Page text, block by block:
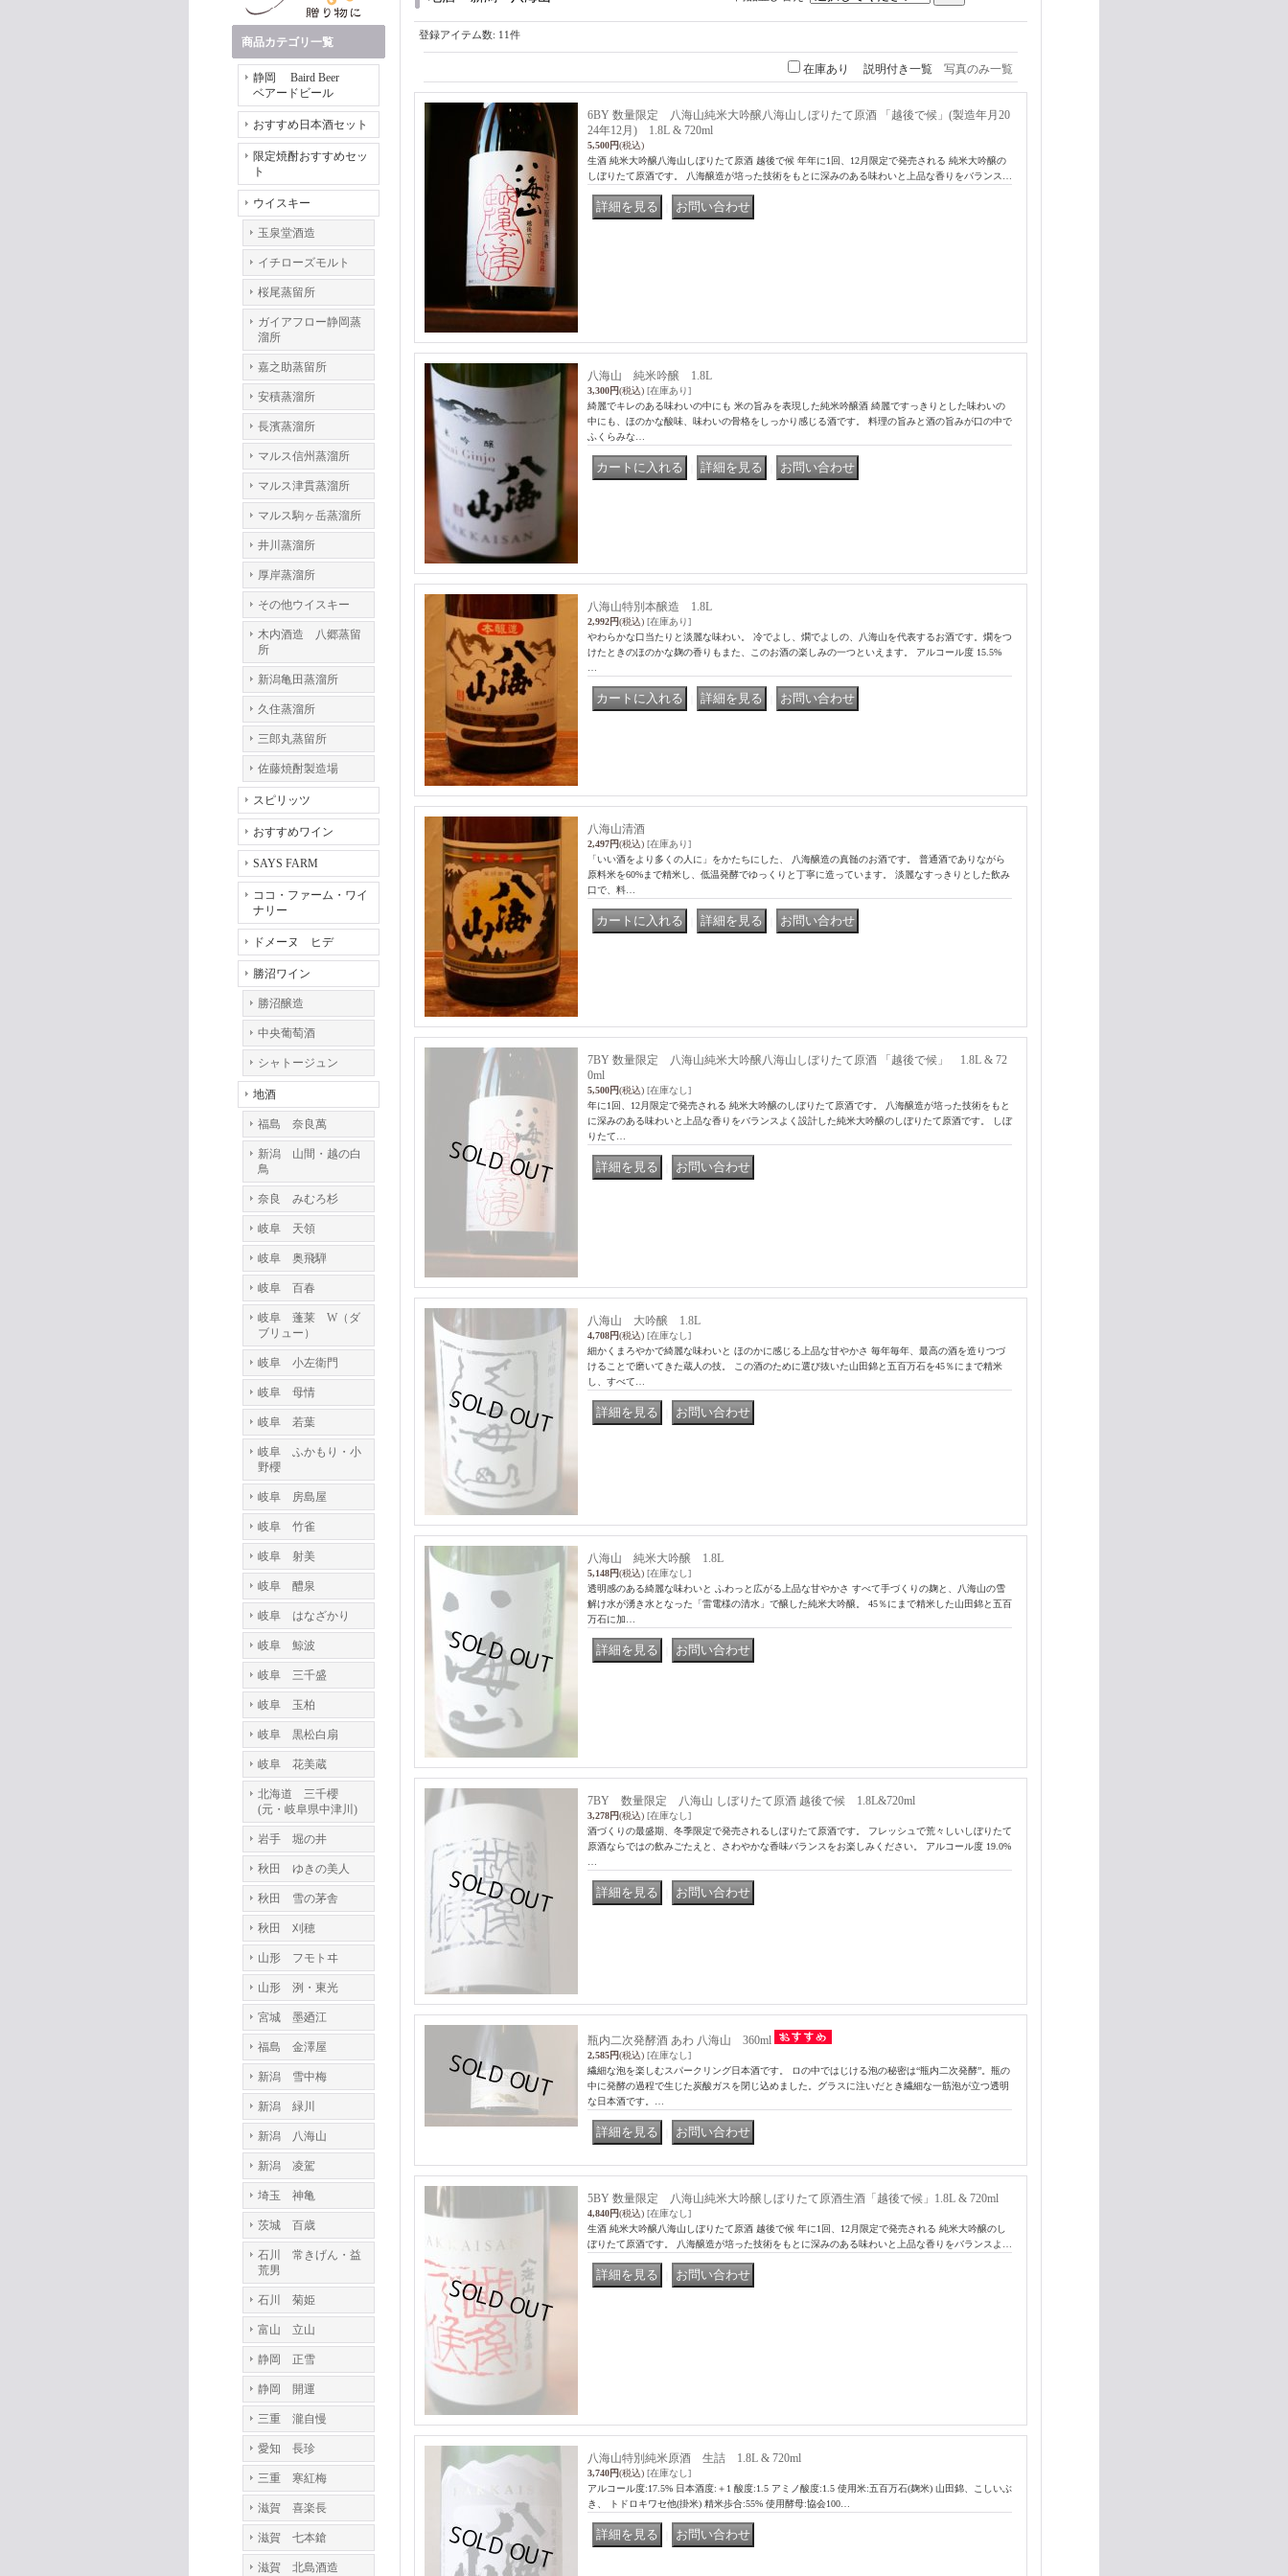
商品カテゴリ一覧
静岡 Baird Beer
ベアードビール
おすすめ日本酒セット
限定焼酎おすすめセッ
ト
ウイスキー
玉泉堂酒造
イチローズモルト
桜尾蒸留所
ガイアフロー静岡蒸
溜所
嘉之助蒸留所
安積蒸溜所
長濱蒸溜所
マルス信州蒸溜所
マルス津貫蒸溜所
マルス駒ヶ岳蒸溜所
井川蒸溜所
厚岸蒸溜所
その他ウイスキー
木内酒造 八郷蒸留
所
新潟亀田蒸溜所
久住蒸溜所
三郎丸蒸留所
佐藤焼酎製造場
スピリッツ
おすすめワイン
SAYS FARM
ココ・ファーム・ワイ
ナリー
ドメーヌ ヒデ
勝沼ワイン
勝沼醸造
中央葡萄酒
シャトージュン
地酒
福島 奈良萬
新潟 山間・越の白
鳥
奈良 みむろ杉
岐阜 天領
岐阜 奥飛騨
岐阜 百春
岐阜 蓬莱 W（ダ
ブリュー）
岐阜 小左衛門
岐阜 母情
岐阜 若葉
岐阜 ふかもり・小
野櫻
岐阜 房島屋
岐阜 竹雀
岐阜 射美
岐阜 醴泉
岐阜 はなざかり
岐阜 鯨波
岐阜 三千盛
岐阜 玉柏
岐阜 黒松白扇
岐阜 花美蔵
北海道 三千櫻
(元・岐阜県中津川)
岩手 堀の井
秋田 ゆきの美人
秋田 雪の茅舎
秋田 刈穂
山形 フモトヰ
山形 洌・東光
宮城 墨廼江
福島 金澤屋
新潟 雪中梅
新潟 緑川
新潟 八海山
新潟 凌駕
埼玉 神亀
茨城 百歳
石川 常きげん・益
荒男
石川 菊姫
富山 立山
静岡 正雪
静岡 開運
三重 瀧自慢
愛知 長珍
三重 寒紅梅
滋賀 喜楽長
滋賀 七本鎗
滋賀 北島酒造
登録アイテム数: 11件
在庫あり 説明付き一覧 写真のみ一覧
6BY 数量限定 八海山純米大吟醸八海山しぼりたて原酒 「越後で候」(製造年月20
24年12月) 1.8L & 720ml
5,500円(税込)
生酒 純米大吟醸八海山しぼりたて原酒 越後で候 年年に1回、12月限定で発売される 純米大吟醸の
しぼりたて原酒です。 八海醸造が培った技術をもとに深みのある味わいと上品な香りをバランス…
八海山 純米吟醸 1.8L
3,300円(税込) [在庫あり]
綺麗でキレのある味わいの中にも 米の旨みを表現した純米吟醸酒 綺麗ですっきりとした味わいの
中にも、ほのかな酸味、味わいの骨格をしっかり感じる酒です。 料理の旨みと酒の旨みが口の中で
ふくらみな…
八海山特別本醸造 1.8L
2,992円(税込) [在庫あり]
やわらかな口当たりと淡麗な味わい。 冷でよし、燗でよしの、八海山を代表するお酒です。燗をつ
けたときのほのかな麹の香りもまた、このお酒の楽しみの一つといえます。 アルコール度 15.5%
八海山清酒
2,497円(税込) [在庫あり]
「いい酒をより多くの人に」をかたちにした、 八海醸造の真髄のお酒です。 普通酒でありながら
原料米を60%まで精米し、低温発酵でゆっくりと丁寧に造っています。 淡麗なすっきりとした飲み
口で、料…
7BY 数量限定 八海山純米大吟醸八海山しぼりたて原酒 「越後で候」 1.8L & 72
0ml
5,500円(税込) [在庫なし]
年に1回、12月限定で発売される 純米大吟醸のしぼりたて原酒です。 八海醸造が培った技術をもと
に深みのある味わいと上品な香りをバランスよく設計した純米大吟醸のしぼりたて原酒です。 しぼ
りたて…
八海山 大吟醸 1.8L
4,708円(税込) [在庫なし]
細かくまろやかで綺麗な味わいと ほのかに感じる上品な甘やかさ 毎年毎年、最高の酒を造りつづ
けることで磨いてきた蔵人の技。 この酒のために選び抜いた山田錦と五百万石を45％にまで精米
し、すべて…
八海山 純米大吟醸 1.8L
5,148円(税込) [在庫なし]
透明感のある綺麗な味わいと ふわっと広がる上品な甘やかさ すべて手づくりの麹と、八海山の雪
解け水が湧き水となった「雷電様の清水」で醸した純米大吟醸。 45％にまで精米した山田錦と五百
万石に加…
7BY 数量限定 八海山 しぼりたて原酒 越後で候 1.8L&720ml
3,278円(税込) [在庫なし]
酒づくりの最盛期、冬季限定で発売されるしぼりたて原酒です。 フレッシュで荒々しいしぼりたて
原酒ならではの飲みごたえと、さわやかな香味バランスをお楽しみください。 アルコール度 19.0%
瓶内二次発酵酒 あわ 八海山 360ml
2,585円(税込) [在庫なし]
繊細な泡を楽しむスパークリング日本酒です。 ロの中ではじける泡の秘密は“瓶内二次発酵”。瓶の
中に発酵の過程で生じた炭酸ガスを閉じ込めました。グラスに注いだとき繊細な一筋泡が立つ透明
な日本酒です。…
5BY 数量限定 八海山純米大吟醸しぼりたて原酒生酒「越後で候」1.8L & 720ml
4,840円(税込) [在庫なし]
生酒 純米大吟醸八海山しぼりたて原酒 越後で候 年に1回、12月限定で発売される 純米大吟醸のし
ぼりたて原酒です。 八海醸造が培った技術をもとに深みのある味わいと上品な香りをバランスよ…
八海山特別純米原酒 生詰 1.8L & 720ml
3,740円(税込) [在庫なし]
アルコール度:17.5% 日本酒度:＋1 酸度:1.5 アミノ酸度:1.5 使用米:五百万石(麹米) 山田錦、こしいぶ
き、 トドロキワセ他(掛米) 精米歩合:55% 使用酵母:協会100…